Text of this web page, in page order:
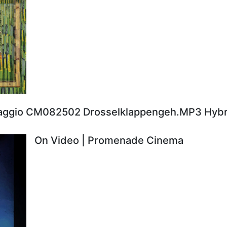
CM082502 Drosselklappengeh.MP3
On Video | Promenade Cinema